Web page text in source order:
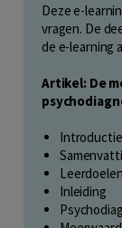
Deze e-
vragen. De
de e-learning
Artikel: De
Introductie
Leerdoelen
Inleiding